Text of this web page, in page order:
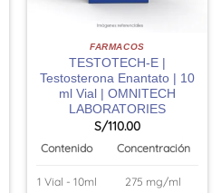
FARMACOS
TESTOTECH-E |
Testosterona Enantato | 10
ml Vial | OMNITECH
LABORATORIES
S/110.00
Contenido Concentración
1 Vial - 10ml 275 mg/ml